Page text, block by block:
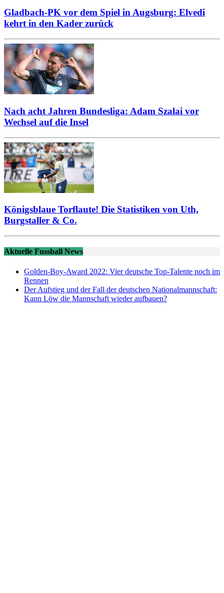
Gladbach-PK vor dem Spiel in Augsburg: Elvedi
kehrt in den Kader zurück
Nach acht Jahren Bundesliga: Adam Szalai vor
Wechsel auf die Insel
Königsblaue Torflaute! Die Statistiken von Uth,
Burgstaller & Co.
Aktuelle Fussball News
Golden-Boy-Award 2022: Vier deutsche Top-Talente noch im
Rennen
Der Aufstieg und der Fall der deutschen Nationalmannschaft:
Kann Löw die Mannschaft wieder aufbauen?